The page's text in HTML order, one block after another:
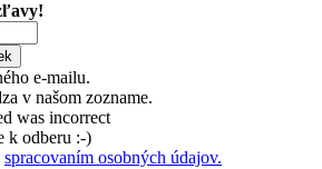
e-mailu.
v našom zozname.
was incorrect
k odberu :-)
spracovaním osobných údajov.